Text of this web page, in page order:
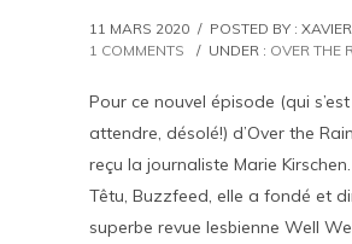
11 MARS 2020 / POSTED BY : XAVIER
1 COMMENTS
/ UNDER : OVER THE
Pour ce nouvel épisode (qui
attendre, désolé!) d’Over the
reçu la journaliste Marie
Têtu, Buzzfeed, elle a fondé et
superbe revue lesbienne Well